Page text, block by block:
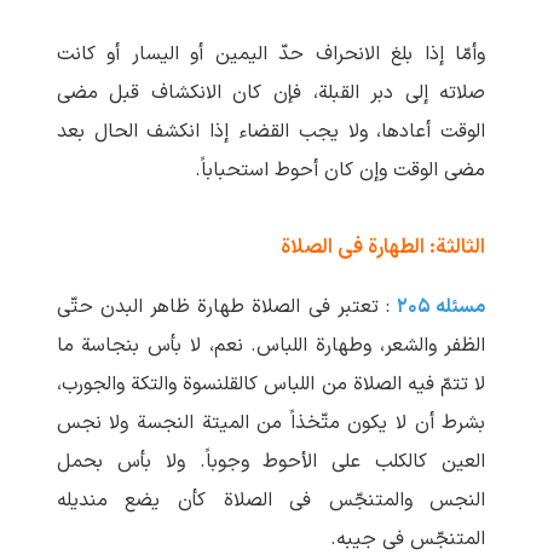
وأمّا إذا بلغ الانحراف حدّ الیمین أو الیسار أو کانت
صلاته إلی دبر القبلة، فإن کان الانکشاف قبل مضی
الوقت أعادها، ولا یجب القضاء إذا انکشف الحال بعد
مضی الوقت وإن کان أحوط استحباباً.
الثالثة: الطهارة فی الصلاة
مسئله ۲۰۵
: تعتبر فی الصلاة طهارة ظاهر البدن حتّی
الظفر والشعر، وطهارة اللباس. نعم، لا بأس بنجاسة ما
لا تتمّ فیه الصلاة من اللباس کالقلنسوة والتکة والجورب،
بشرط أن لا یکون متّخذاً من المیتة النجسة ولا نجس
العین کالکلب علی الأحوط وجوباً. ولا بأس بحمل
النجس والمتنجّس فی الصلاة کأن یضع مندیله
المتنجّس فی جیبه.